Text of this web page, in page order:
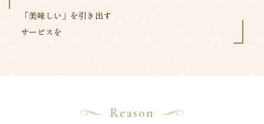
「美味しい」を引き出す
サービスを
」
Reason